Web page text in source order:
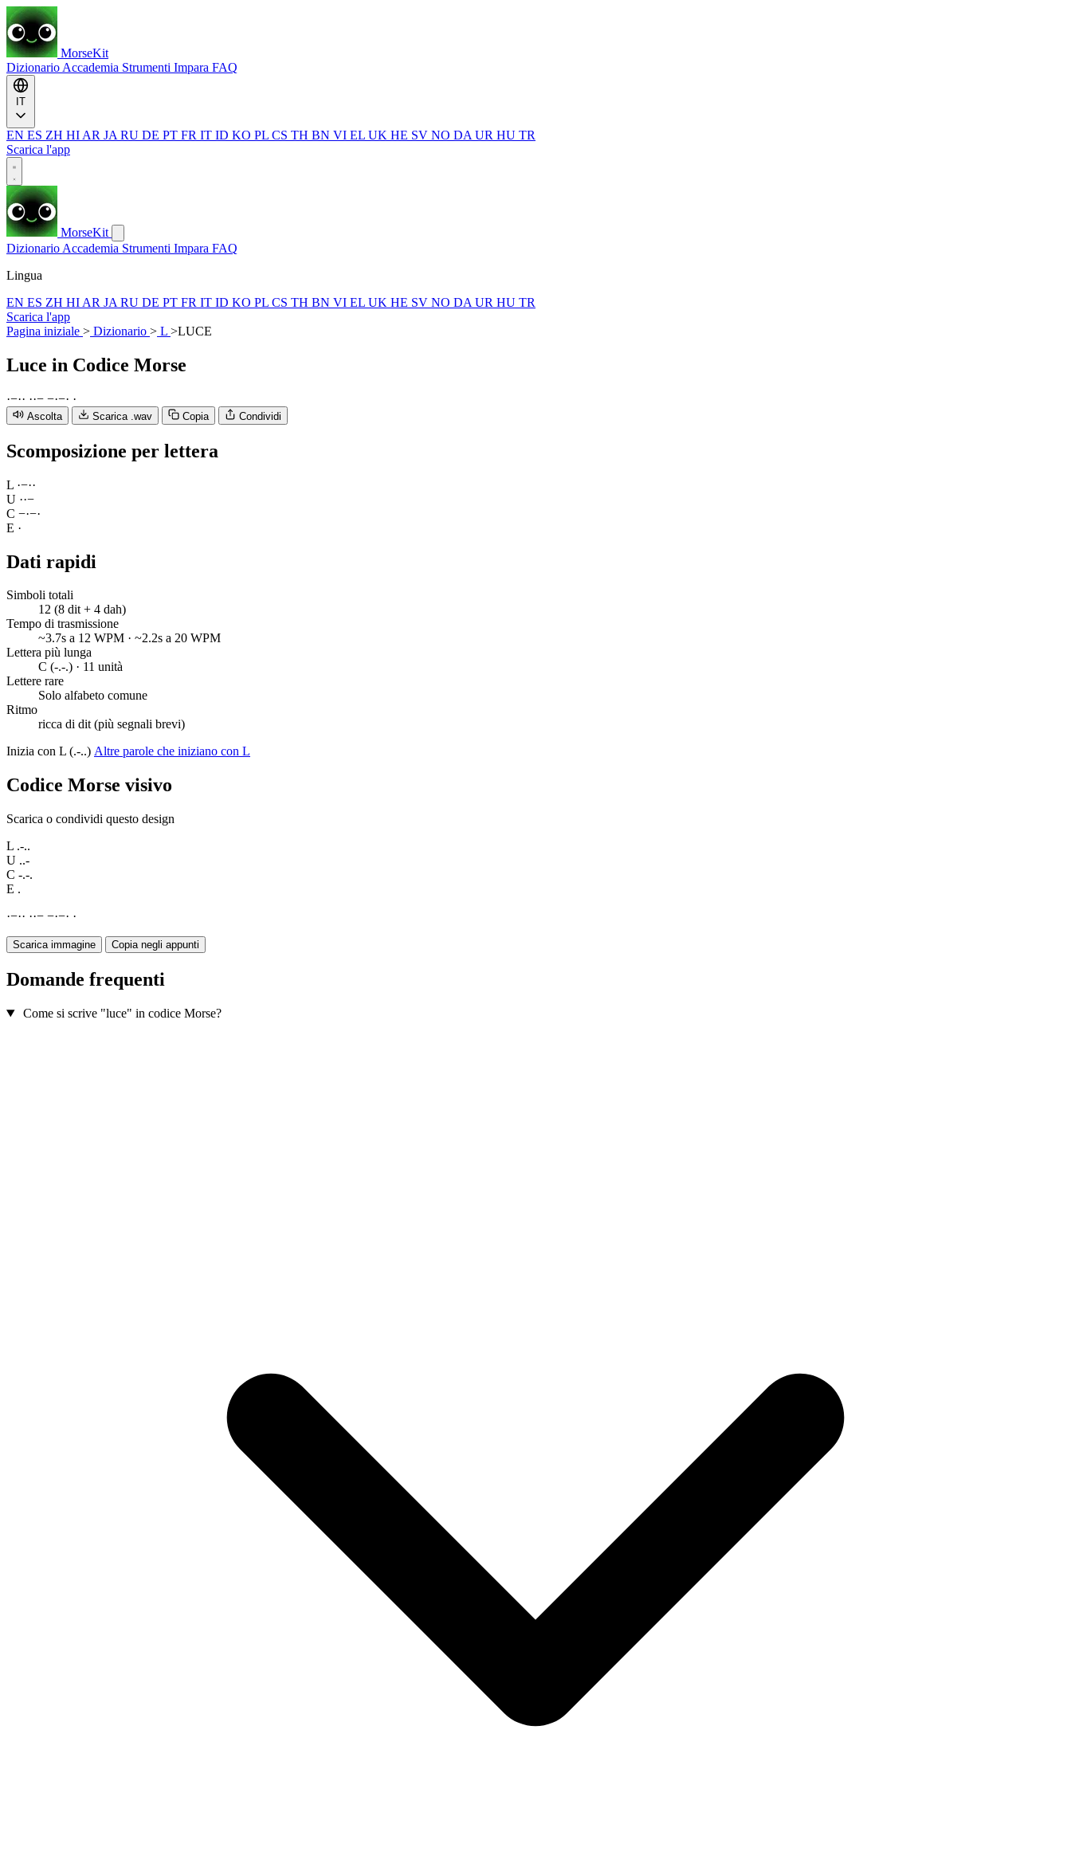
MorseKit
Dizionario Accademia Strumenti Impara FAQ
EN ES ZH HI AR JA RU DE PT FR IT ID KO PL CS TH BN VI EL UK HE SV NO DA UR HU TR
Scarica l'app
MorseKit
Dizionario Accademia Strumenti Impara FAQ
Lingua
EN ES ZH HI AR JA RU DE PT FR IT ID KO PL CS TH BN VI EL UK HE SV NO DA UR HU TR
Scarica l'app
Pagina iniziale > Dizionario > L >LUCE
Luce in Codice Morse
·−·· ··− −·−· ·
Ascolta Scarica .wav Copia Condividi
Scomposizione per lettera
L ·−··
U ··−
C −·−·
E ·
Dati rapidi
Simboli totali
12 (8 dit + 4 dah)
Tempo di trasmissione
~3.7s a 12 WPM · ~2.2s a 20 WPM
Lettera più lunga
C (-.-.) · 11 unità
Lettere rare
Solo alfabeto comune
Ritmo
ricca di dit (più segnali brevi)
Inizia con L (.-..) Altre parole che iniziano con L
Codice Morse visivo
Scarica o condividi questo design
L .-..
U ..-
C -.-.
E .
·−·· ··− −·−· ·
Scarica immagine Copia negli appunti
Domande frequenti
Come si scrive "luce" in codice Morse?